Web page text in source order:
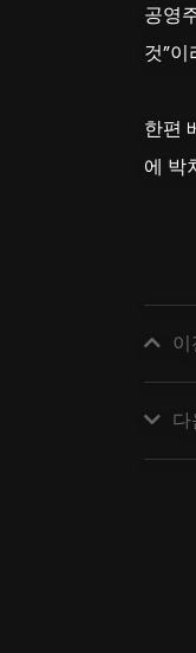
공영
것”
한편
에 박